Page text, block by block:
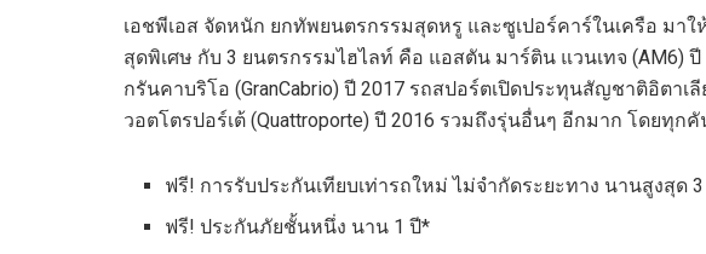
เอชพีเอส จัดหนัก ยกทัพยนตรกรรมสุดหรู และซูเปอร์คาร์ในเครือ มา
สุดพิเศษ กับ 3 ยนตรกรรมไฮไลท์ คือ แอสตัน มาร์ติน แวนเทจ (AM6) ปี
กรันคาบริโอ (GranCabrio) ปี 2017 รถสปอร์ตเปิดประทุนสัญชาติอิตาเ
วอตโตรปอร์เต้ (Quattroporte) ปี 2016 รวมถึงรุ่นอื่นๆ อีกมาก โดยทุก
ฟรี! การรับประกันเทียบเท่ารถใหม่ ไม่จำกัดระยะทาง นานสูงสุด
ฟรี! ประกันภัยชั้นหนึ่ง นาน 1 ปี*